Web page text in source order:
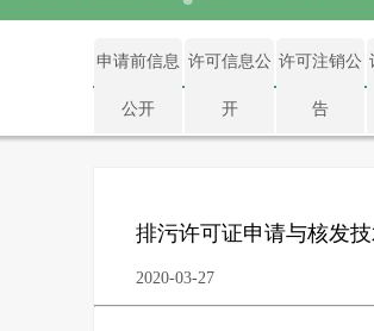
申请前信息
公开
许可信息公
开
许可注销公
告
排污许可证申请与核发
2020-03-27